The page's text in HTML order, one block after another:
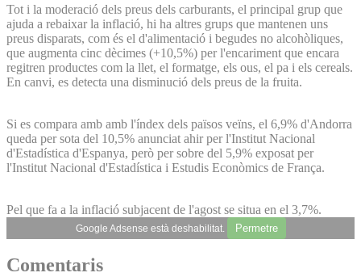
Tot i la moderació dels preus dels carburants, el principal grup que
ajuda a rebaixar la inflació, hi ha altres grups que mantenen uns
preus disparats, com és el d'alimentació i begudes no alcohòliques,
que augmenta cinc dècimes (+10,5%) per l'encariment que encara
regitren productes com la llet, el formatge, els ous, el pa i els cereals.
En canvi, es detecta una disminució dels preus de la fruita.
Si es compara amb amb l'índex dels països veïns, el 6,9% d'Andorra
queda per sota del 10,5% anunciat ahir per l'Institut Nacional
d'Estadística d'Espanya, però per sobre del 5,9% exposat per
l'Institut Nacional d'Estadística i Estudis Econòmics de França.
Pel que fa a la inflació subjacent de l'agost se situa en el 3,7%.
Google Adsense està deshabilitat. Permetre
Comentaris